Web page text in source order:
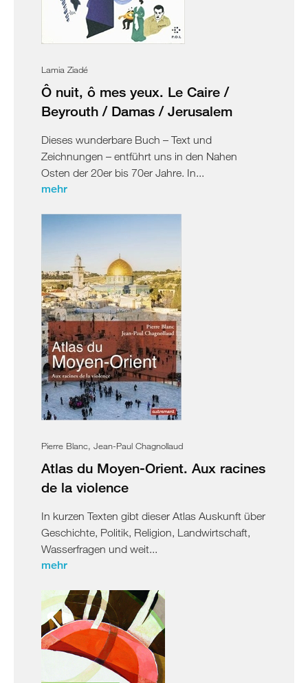
Lamia Ziadé
Ô nuit, ô mes yeux. Le Caire /
Beyrouth / Damas / Jerusalem
Dieses wunderbare Buch – Text und
Zeichnungen – entführt uns in den Nahen
Osten der 20er bis 70er Jahre. In...
mehr
Pierre Blanc, Jean-Paul Chagnollaud
Atlas du Moyen-Orient. Aux racines
de la violence
In kurzen Texten gibt dieser Atlas Auskunft über
Geschichte, Politik, Religion, Landwirtschaft,
Wasserfragen und weit...
mehr